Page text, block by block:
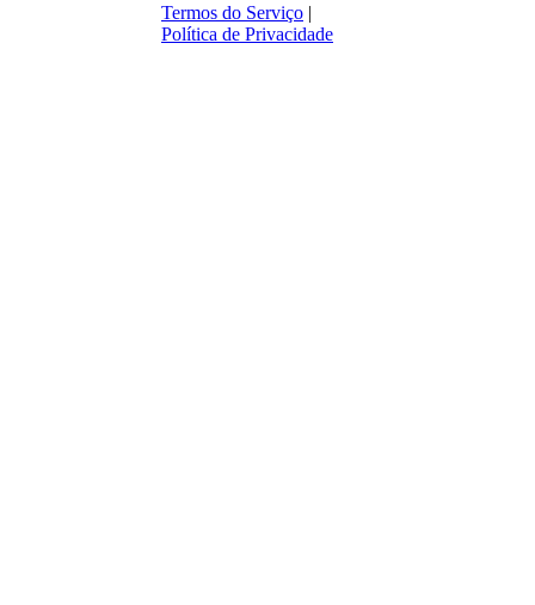
Termos do Serviço |
Política de Privacidade